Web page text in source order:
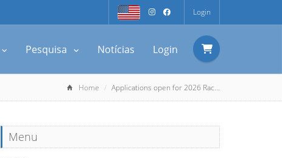
Login
Pesquisa Notícias Login
Home Applications open for 2026 Rac...
Menu